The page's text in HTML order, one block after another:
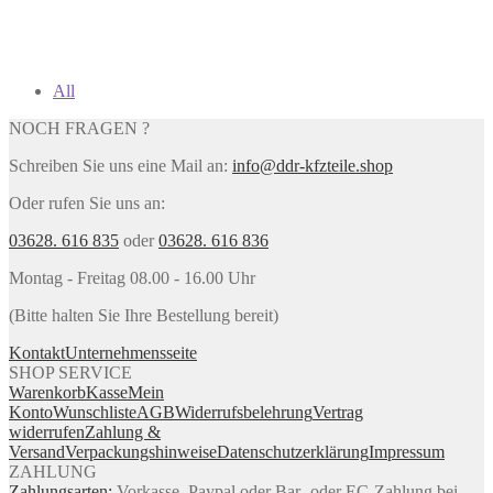
All
NOCH FRAGEN ?
Schreiben Sie uns eine Mail an: info@ddr-kfzteile.shop
Oder rufen Sie uns an:
03628. 616 835 oder03628. 616 836
Montag - Freitag 08.00 - 16.00 Uhr
(Bitte halten Sie Ihre Bestellung bereit)
KontaktUnternehmensseite
SHOP SERVICE
WarenkorbKasseMein
KontoWunschlisteAGBWiderrufsbelehrungVertrag
widerrufenZahlung &
VersandVerpackungshinweiseDatenschutzerklärungImpressum
ZAHLUNG